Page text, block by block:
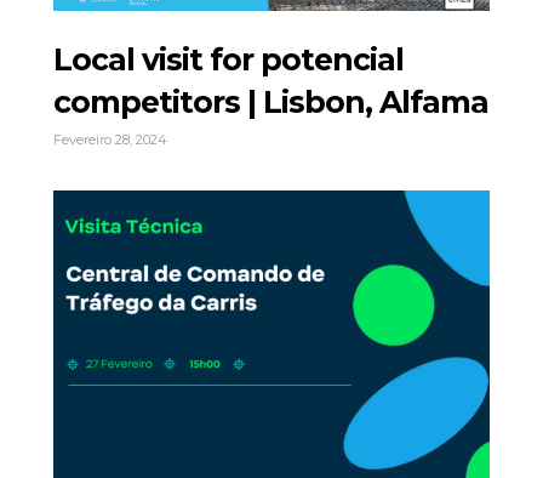
Local visit for potencial
competitors | Lisbon, Alfama
Fevereiro 28, 2024